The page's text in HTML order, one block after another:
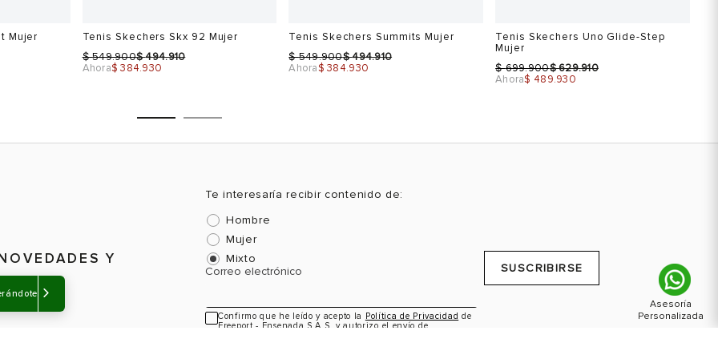
Mujer
USA
5
Tenis Skechers Skx 92 Mujer
$549.900$494.910
Ahora$ 384.930
Selecciona una talla
USA
6
Tenis Skechers Summits Mujer
$549.900$494.910
Ahora$ 384.930
36 6
Tenis Skechers Uno Glide-Step
Mujer
$699.900$629.910
Ahora$ 489.930
Selecciona una talla
EUR
Y
Te interesaría recibir contenido de:
Hombre
Mujer
Mixto
Correo electrónico
Confirmo que he leído y acepto la Política de Privacidad de
Freeport - Ensenada S.A.S, y autorizo el envío de
SUSCRIBIRSE